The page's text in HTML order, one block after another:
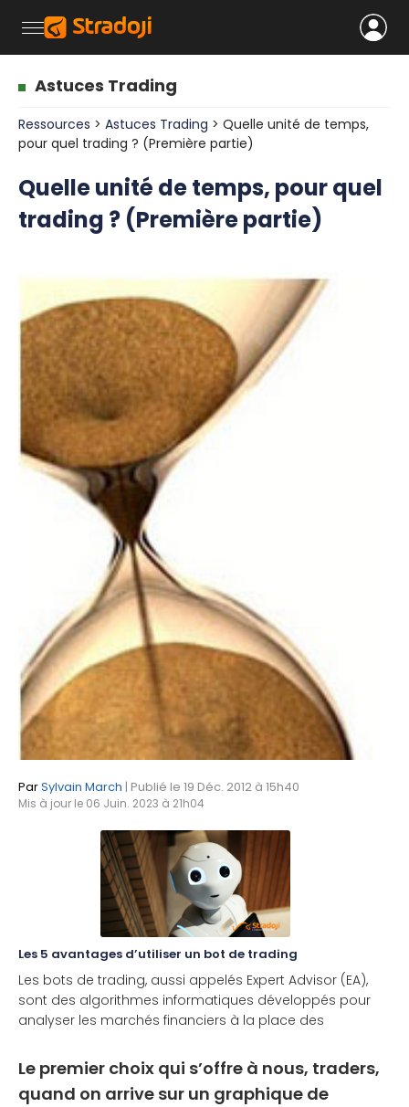
Astuces Trading
Ressources > Astuces Trading > Quelle unité de temps,
pour quel trading ? (Première partie)
Quelle unité de temps, pour quel
trading ? (Première partie)
ParSylvain March | Publié le 19 Déc. 2012 à 15h40
Mis à jour le 06 Juin. 2023 à 21h04
Les 5 avantages d’utiliser un bot de trading
Les bots de trading, aussi appelés Expert Advisor (EA),
sont des algorithmes informatiques développés pour
analyser les marchés financiers à la place des
trading, [...]
Le premier choix qui s’offre à nous, traders,
quand on arrive sur un graphique de